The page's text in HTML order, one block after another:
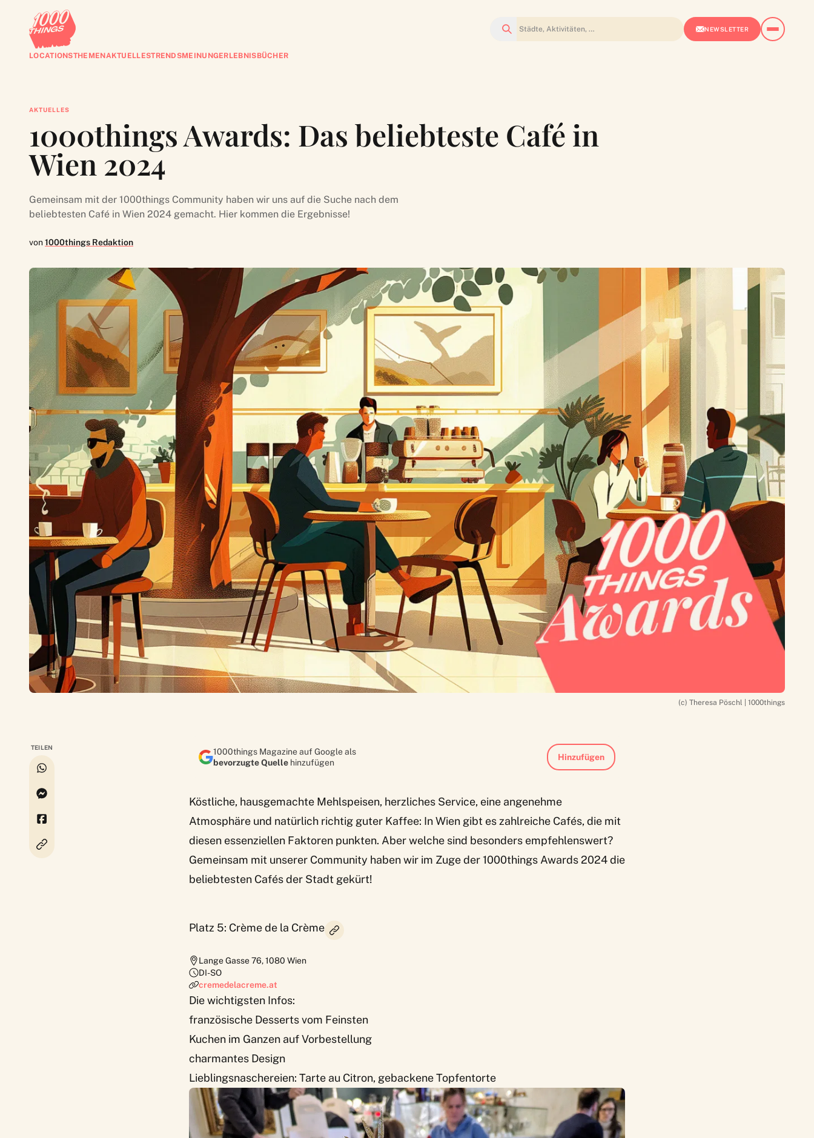
Suchen NEWSLETTER
LOCATIONSTHEMENAKTUELLESTRENDSMEINUNGERLEBNISBÜCHER
AKTUELLES
1000things Awards: Das beliebteste Café in
Wien 2024
Gemeinsam mit der 1000things Community haben wir uns auf die Suche nach dem
beliebtesten Café in Wien 2024 gemacht. Hier kommen die Ergebnisse!
von1000things Redaktion
(c) Theresa Pöschl | 1000things
TEILEN
1000things Magazine auf Google als
bevorzugte Quelle hinzufügen
Hinzufügen
Köstliche, hausgemachte Mehlspeisen, herzliches Service, eine angenehme
Atmosphäre und natürlich richtig guter Kaffee: In Wien gibt es zahlreiche Cafés, die mit
diesen essenziellen Faktoren punkten. Aber welche sind besonders empfehlenswert?
Gemeinsam mit unserer Community haben wir im Zuge der 1000things Awards 2024 die
beliebtesten Cafés der Stadt gekürt!
Platz 5: Crème de la Crème
Lange Gasse 76,1080 Wien
DI-SO
cremedelacreme.at
Die wichtigsten Infos:
französische Desserts vom Feinsten
Kuchen im Ganzen auf Vorbestellung
charmantes Design
Lieblingsnaschereien: Tarte au Citron, gebackene Topfentorte